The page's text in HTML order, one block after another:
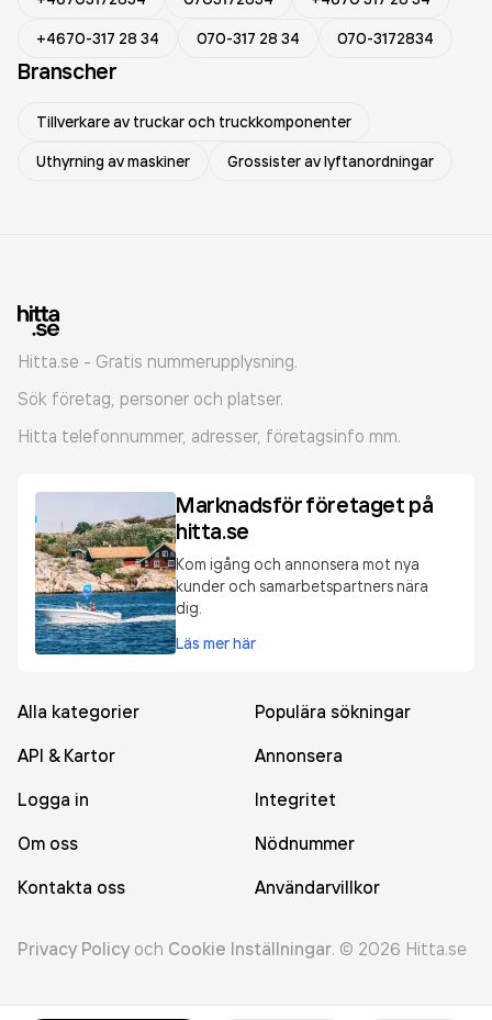
+4670-317 28 34
070-317 28 34 070-3172834
Branscher
Tillverkare av truckar och truckkomponenter
Uthyrning av maskiner
Grossister av lyftanordningar
Hitta.se - Gratis nummerupplysning.
Sök företag, personer och platser.
Hitta telefonnummer, adresser, företagsinfo mm.
Marknadsför företaget på
hitta.se
Kom igång och annonsera mot nya
kunder och samarbetspartners nära
dig.
Läs mer här
Alla kategorier
Populära sökningar
API & Kartor
Annonsera
Logga in
Integritet
Om oss
Nödnummer
Kontakta oss
Användarvillkor
Privacy Policy och Cookie Inställningar. © 2026 Hitta.se